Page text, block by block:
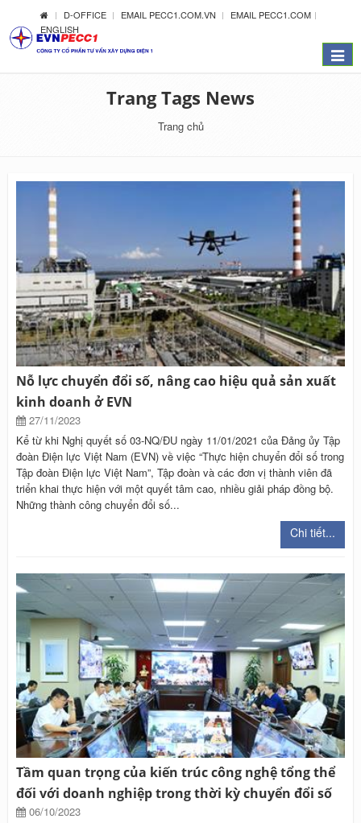
D-OFFICE EMAIL PECC1.COM.VN
EMAIL PECC1.COM
ENGLISH
Menu
Trang Tags News
Trang chủ
Nỗ lực chuyển đổi số, nâng cao hiệu quả sản xuất
kinh doanh ở EVN
27/11/2023
Kể từ khi Nghị quyết số 03-NQ/ĐU ngày 11/01/2021 của Đảng ủy Tập
đoàn Điện lực Việt Nam (EVN) về việc “Thực hiện chuyển đổi số trong
Tập đoàn Điện lực Việt Nam”, Tập đoàn và các đơn vị thành viên đã
triển khai thực hiện với một quyết tâm cao, nhiều giải pháp đồng bộ.
Những thành công chuyển đổi số...
Chi tiết...
Tầm quan trọng của kiến trúc công nghệ tổng thể
đối với doanh nghiệp trong thời kỳ chuyển đổi số
06/10/2023